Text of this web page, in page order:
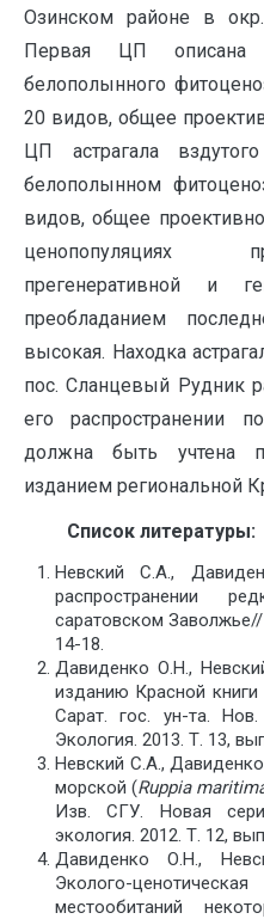
Озинском районе в
Первая ЦП описана
белополынного
20 видов, общее
ЦП астрагала
белополынном
видов, общее
ценопопуляциях
прегенеративной и
преобладанием
высокая. Находка
пос. Сланцевый Рудник
его распространении
должна быть учтена
изданием региональной
Список литературы:
Невский С.А.,
распространении
саратовском
14-18.
Давиденко О.Н.,
изданию Красной
Сарат. гос. ун-та.
Экология. 2013. Т. 13,
Невский С.А.,
морской (Ruppia
Изв. СГУ. Новая
экология. 2012. Т. 12,
Давиденко О.Н.,
Эколого-
местообитаний